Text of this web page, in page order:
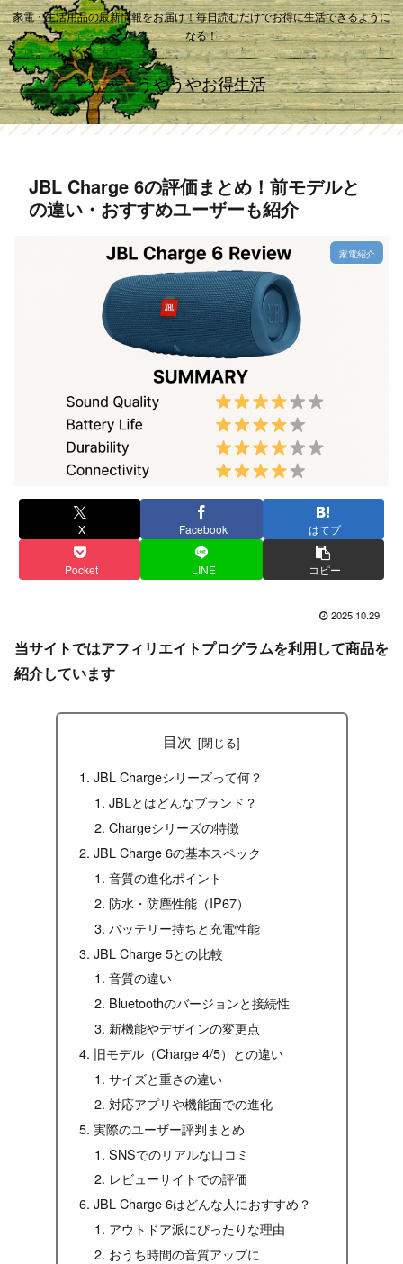
家電・生活用品の最新情報をお届け！毎日読むだけでお得に生活できるように
なる！
うやうやお得生活
JBL Charge 6の評価まとめ！前モデルと
の違い・おすすめユーザーも紹介
家電紹介
X Facebook はてブ
Pocket LINE コピー
2025.10.29
当サイトではアフィリエイトプログラムを利用して商品を
紹介しています
目次
JBL Chargeシリーズって何？
JBLとはどんなブランド？
Chargeシリーズの特徴
JBL Charge 6の基本スペック
音質の進化ポイント
防水・防塵性能（IP67）
バッテリー持ちと充電性能
JBL Charge 5との比較
音質の違い
Bluetoothのバージョンと接続性
新機能やデザインの変更点
旧モデル（Charge 4/5）との違い
サイズと重さの違い
対応アプリや機能面での進化
実際のユーザー評判まとめ
SNSでのリアルな口コミ
レビューサイトでの評価
JBL Charge 6はどんな人におすすめ？
アウトドア派にぴったりな理由
おうち時間の音質アップに